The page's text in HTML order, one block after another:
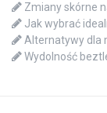
Zmiany skórne
Jak wybrać
Alternatywy dla
Wydolność